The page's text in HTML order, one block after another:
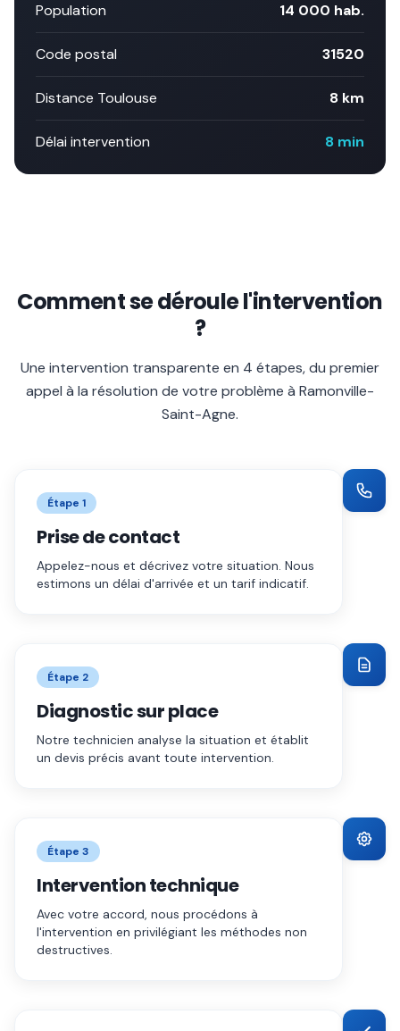
Population 14 000 hab.
Code postal 31520
Distance Toulouse 8 km
Délai intervention 8 min
Comment se déroule l'intervention
?
Une intervention transparente en 4 étapes, du premier
appel à la résolution de votre problème à Ramonville-
Saint-Agne.
Étape 1
Prise de contact
Appelez-nous et décrivez votre situation. Nous
estimons un délai d'arrivée et un tarif indicatif.
Étape 2
Diagnostic sur place
Notre technicien analyse la situation et établit
un devis précis avant toute intervention.
Étape 3
Intervention technique
Avec votre accord, nous procédons à
l'intervention en privilégiant les méthodes non
destructives.